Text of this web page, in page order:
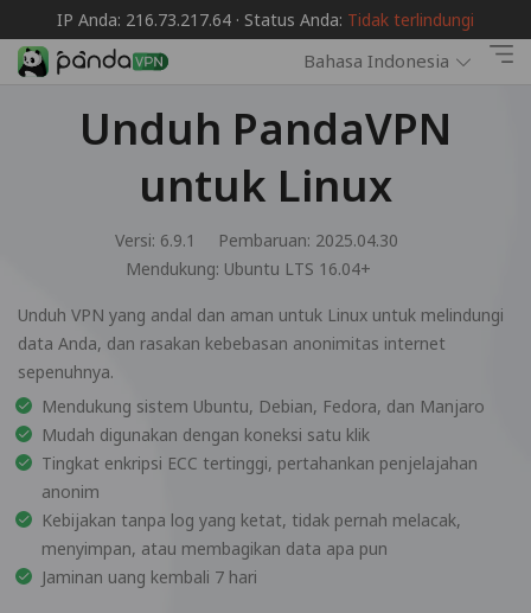
IP Anda: 216.73.217.64 · Status Anda: Tidak terlindungi
Bahasa Indonesia
Unduh PandaVPN
untuk Linux
Versi: 6.9.1
Pembaruan: 2025.04.30
Mendukung: Ubuntu LTS 16.04+
Unduh VPN yang andal dan aman untuk Linux untuk melindungi
data Anda, dan rasakan kebebasan anonimitas internet
sepenuhnya.
Mendukung sistem Ubuntu, Debian, Fedora, dan Manjaro
Mudah digunakan dengan koneksi satu klik
Tingkat enkripsi ECC tertinggi, pertahankan penjelajahan
anonim
Kebijakan tanpa log yang ketat, tidak pernah melacak,
menyimpan, atau membagikan data apa pun
Jaminan uang kembali 7 hari